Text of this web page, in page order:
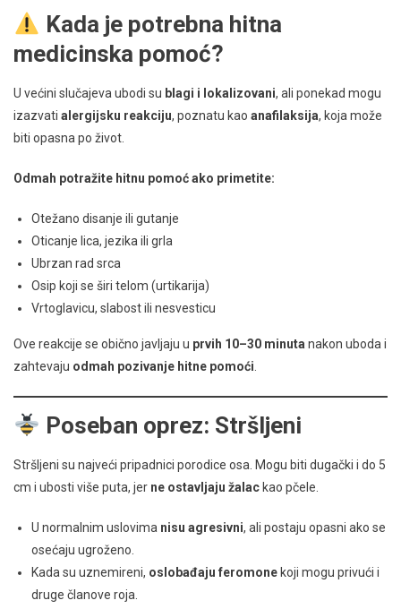
Kada je potrebna hitna
medicinska pomoć?
U većini slučajeva ubodi su blagi i lokalizovani, ali ponekad mogu
izazvati alergijsku reakciju, poznatu kao anafilaksija, koja može
biti opasna po život.
Odmah potražite hitnu pomoć ako primetite:
Otežano disanje ili gutanje
Oticanje lica, jezika ili grla
Ubrzan rad srca
Osip koji se širi telom (urtikarija)
Vrtoglavicu, slabost ili nesvesticu
Ove reakcije se obično javljaju u prvih 10–30 minutanakon uboda i
zahtevaju odmah pozivanje hitne pomoći.
Poseban oprez: Stršljeni
Stršljeni su najveći pripadnici porodice osa. Mogu biti dugački i do 5
cm i ubosti više puta, jer ne ostavljaju žalac kao pčele.
U normalnim uslovima nisu agresivni, ali postaju opasni ako se
osećaju ugroženo.
Kada su uznemireni, oslobađaju feromone koji mogu privući i
druge članove roja.